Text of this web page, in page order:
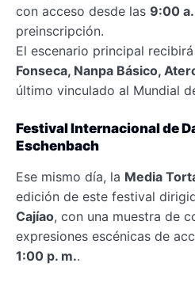
con acceso desde las 9:00
preinscripción.
El escenario principal
Fonseca, Nanpa Básico,
último vinculado al Mundial
Festival Internacional de
Eschenbach
Ese mismo día, la Media
edición de este festival
Cajíao, con una muestra de
expresiones escénicas de
1:00 p. m..